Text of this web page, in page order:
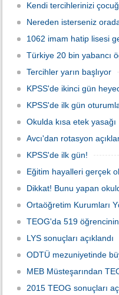
Kendi tercihlerinizi
Nereden isterseniz
1062 imam hatip lisesi
Türkiye 20 bin yabancı
Tercihler yarın başlıyor
KPSS'de ikinci gün
KPSS'de ilk gün
Okulda kısa etek yasağı
Avcı'dan rotasyon
KPSS'de ilk gün!
Eğitim hayalleri gerçek
Dikkat! Bunu yapan
Ortaöğretim Kurumları
TEOG'da 519
LYS sonuçları açıklandı
ODTÜ mezuniyetinde
MEB Müsteşarından
2015 TEOG sonuçları